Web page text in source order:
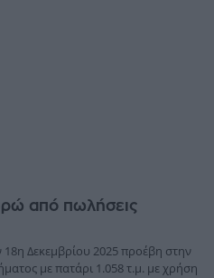
από πωλήσεις
Δεκεμβρίου 2025 προέβη στην
με πατάρι 1.058 τ.μ. με χρήση